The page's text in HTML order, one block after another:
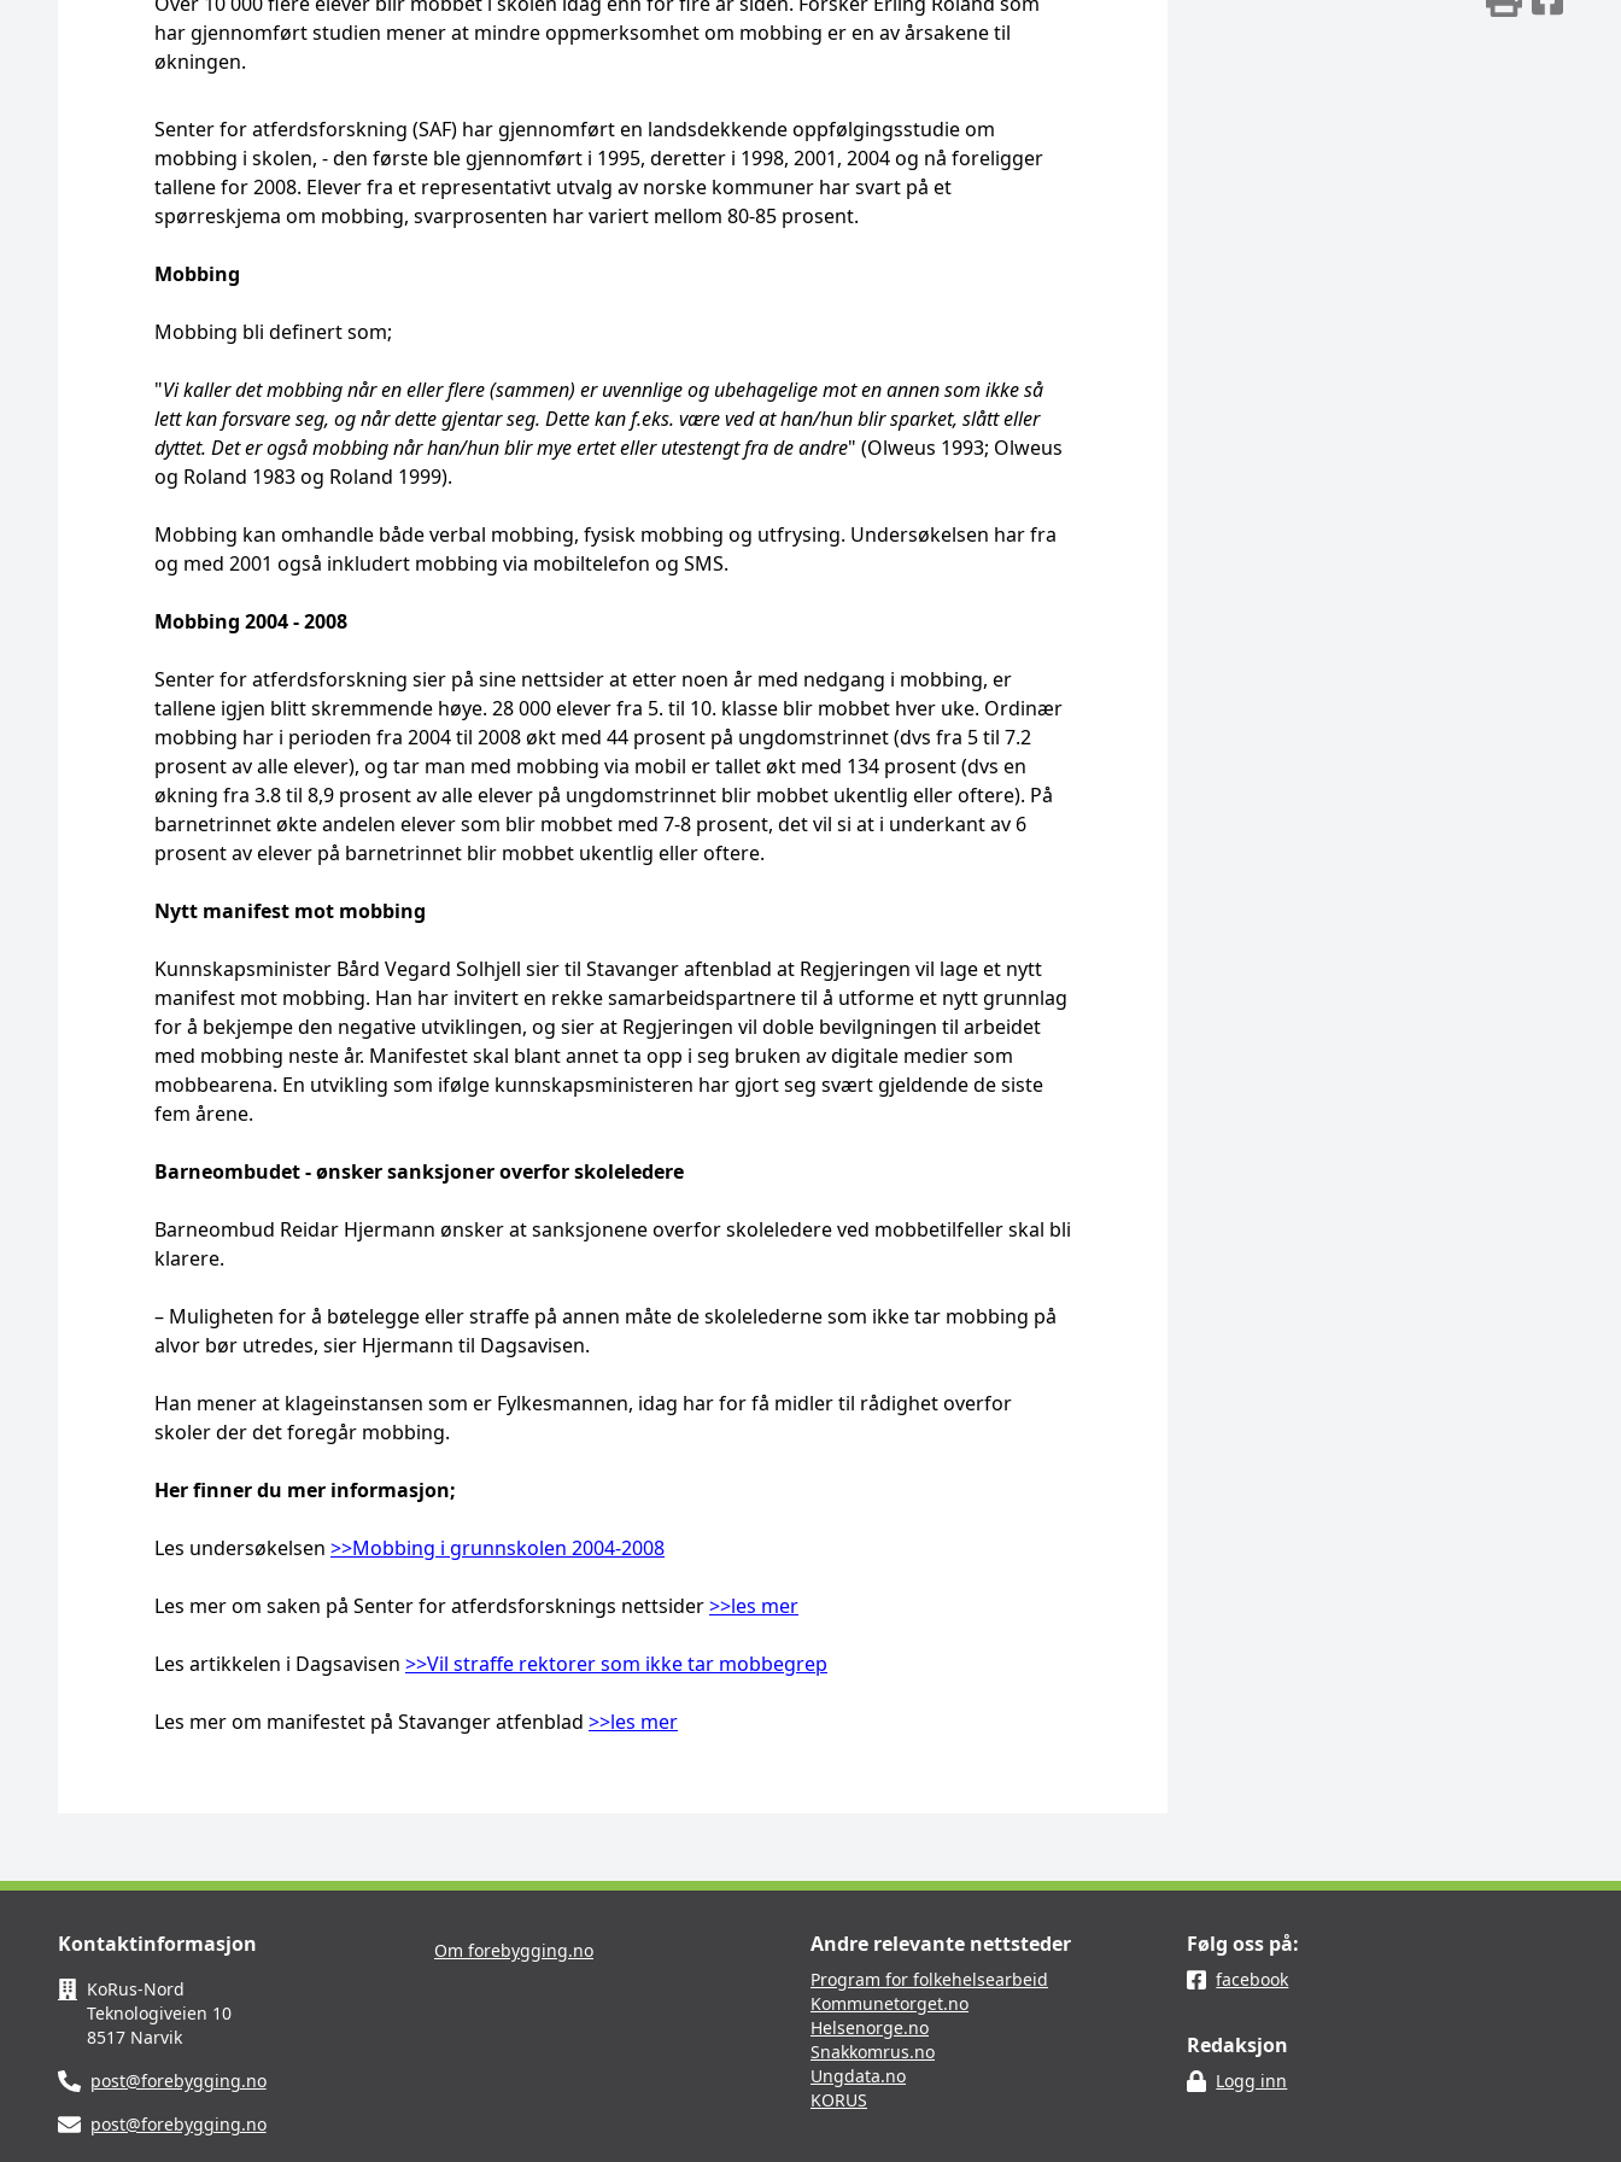
har gjennomført studien mener at mindre oppmerksomhet om mobbing er en av årsakene til
økningen.
Senter for atferdsforskning (SAF) har gjennomført en landsdekkende oppfølgingsstudie om
mobbing i skolen, - den første ble gjennomført i 1995, deretter i 1998, 2001, 2004 og nå foreligger
tallene for 2008. Elever fra et representativt utvalg av norske kommuner har svart på et
spørreskjema om mobbing, svarprosenten har variert mellom 80-85 prosent.
Mobbing
Mobbing bli definert som;
"Vi kaller det mobbing når en eller flere (sammen) er uvennlige og ubehagelige mot en annen som ikke så
lett kan forsvare seg, og når dette gjentar seg. Dette kan f.eks. være ved at han/hun blir sparket, slått eller
dyttet. Det er også mobbing når han/hun blir mye ertet eller utestengt fra de andre" (Olweus 1993; Olweus
og Roland 1983 og Roland 1999).
Mobbing kan omhandle både verbal mobbing, fysisk mobbing og utfrysing. Undersøkelsen har fra
og med 2001 også inkludert mobbing via mobiltelefon og SMS.
Mobbing 2004 - 2008
Senter for atferdsforskning sier på sine nettsider at etter noen år med nedgang i mobbing, er
tallene igjen blitt skremmende høye. 28 000 elever fra 5. til 10. klasse blir mobbet hver uke. Ordinær
mobbing har i perioden fra 2004 til 2008 økt med 44 prosent på ungdomstrinnet (dvs fra 5 til 7.2
prosent av alle elever), og tar man med mobbing via mobil er tallet økt med 134 prosent (dvs en
økning fra 3.8 til 8,9 prosent av alle elever på ungdomstrinnet blir mobbet ukentlig eller oftere). På
barnetrinnet økte andelen elever som blir mobbet med 7-8 prosent, det vil si at i underkant av 6
prosent av elever på barnetrinnet blir mobbet ukentlig eller oftere.
Nytt manifest mot mobbing
Kunnskapsminister Bård Vegard Solhjell sier til Stavanger aftenblad at Regjeringen vil lage et nytt
manifest mot mobbing. Han har invitert en rekke samarbeidspartnere til å utforme et nytt grunnlag
for å bekjempe den negative utviklingen, og sier at Regjeringen vil doble bevilgningen til arbeidet
med mobbing neste år. Manifestet skal blant annet ta opp i seg bruken av digitale medier som
mobbearena. En utvikling som ifølge kunnskapsministeren har gjort seg svært gjeldende de siste
fem årene.
Barneombudet - ønsker sanksjoner overfor skoleledere
Barneombud Reidar Hjermann ønsker at sanksjonene overfor skoleledere ved mobbetilfeller skal bli
klarere.
– Muligheten for å bøtelegge eller straffe på annen måte de skolelederne som ikke tar mobbing på
alvor bør utredes, sier Hjermann til Dagsavisen.
Han mener at klageinstansen som er Fylkesmannen, idag har for få midler til rådighet overfor
skoler der det foregår mobbing.
Her finner du mer informasjon;
Les undersøkelsen >>Mobbing i grunnskolen 2004-2008
Les mer om saken på Senter for atferdsforsknings nettsider>>les mer
Les artikkelen i Dagsavisen >>Vil straffe rektorer som ikke tar mobbegrep
Les mer om manifestet på Stavanger atfenblad >>les mer
Kontaktinformasjon
KoRus-Nord
Teknologiveien 10
8517 Narvik
post@forebygging.no
post@forebygging.no
Om forebygging.no Andre relevante nettsteder
Program for folkehelsearbeid
Kommunetorget.no
Helsenorge.no
Snakkomrus.no
Ungdata.no
KORUS
Følg oss på:
facebook
Redaksjon
Logg inn